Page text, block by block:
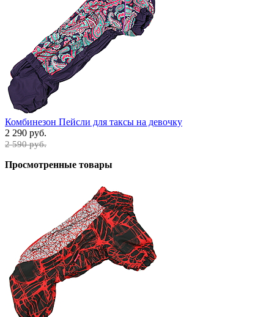
Комбинезон Пейсли для таксы на девочку
2 290 руб.
2 590 руб.
Просмотренные товары